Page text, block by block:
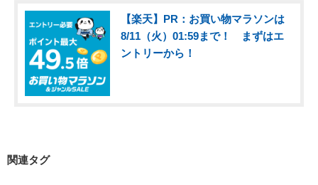
【楽天】PR：お買い物マラソンは
8/11（火）01:59まで！ まずはエ
ントリーから！
関連タグ